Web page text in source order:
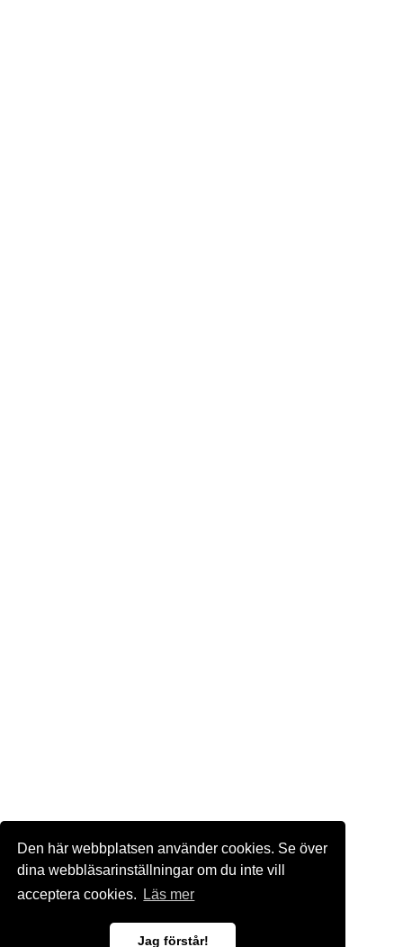
Den här webbplatsen använder cookies. Se över
dina webbläsarinställningar om du inte vill
acceptera cookies.
Läs mer
Jag förstår!